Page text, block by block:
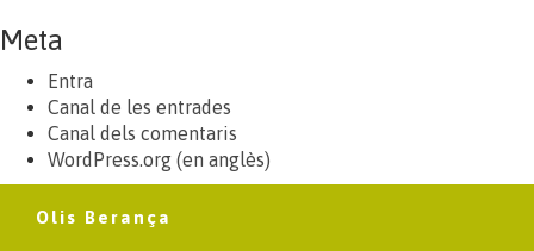
Meta
Entra
Canal de les entrades
Canal dels comentaris
WordPress.org (en anglès)
Olis Berança